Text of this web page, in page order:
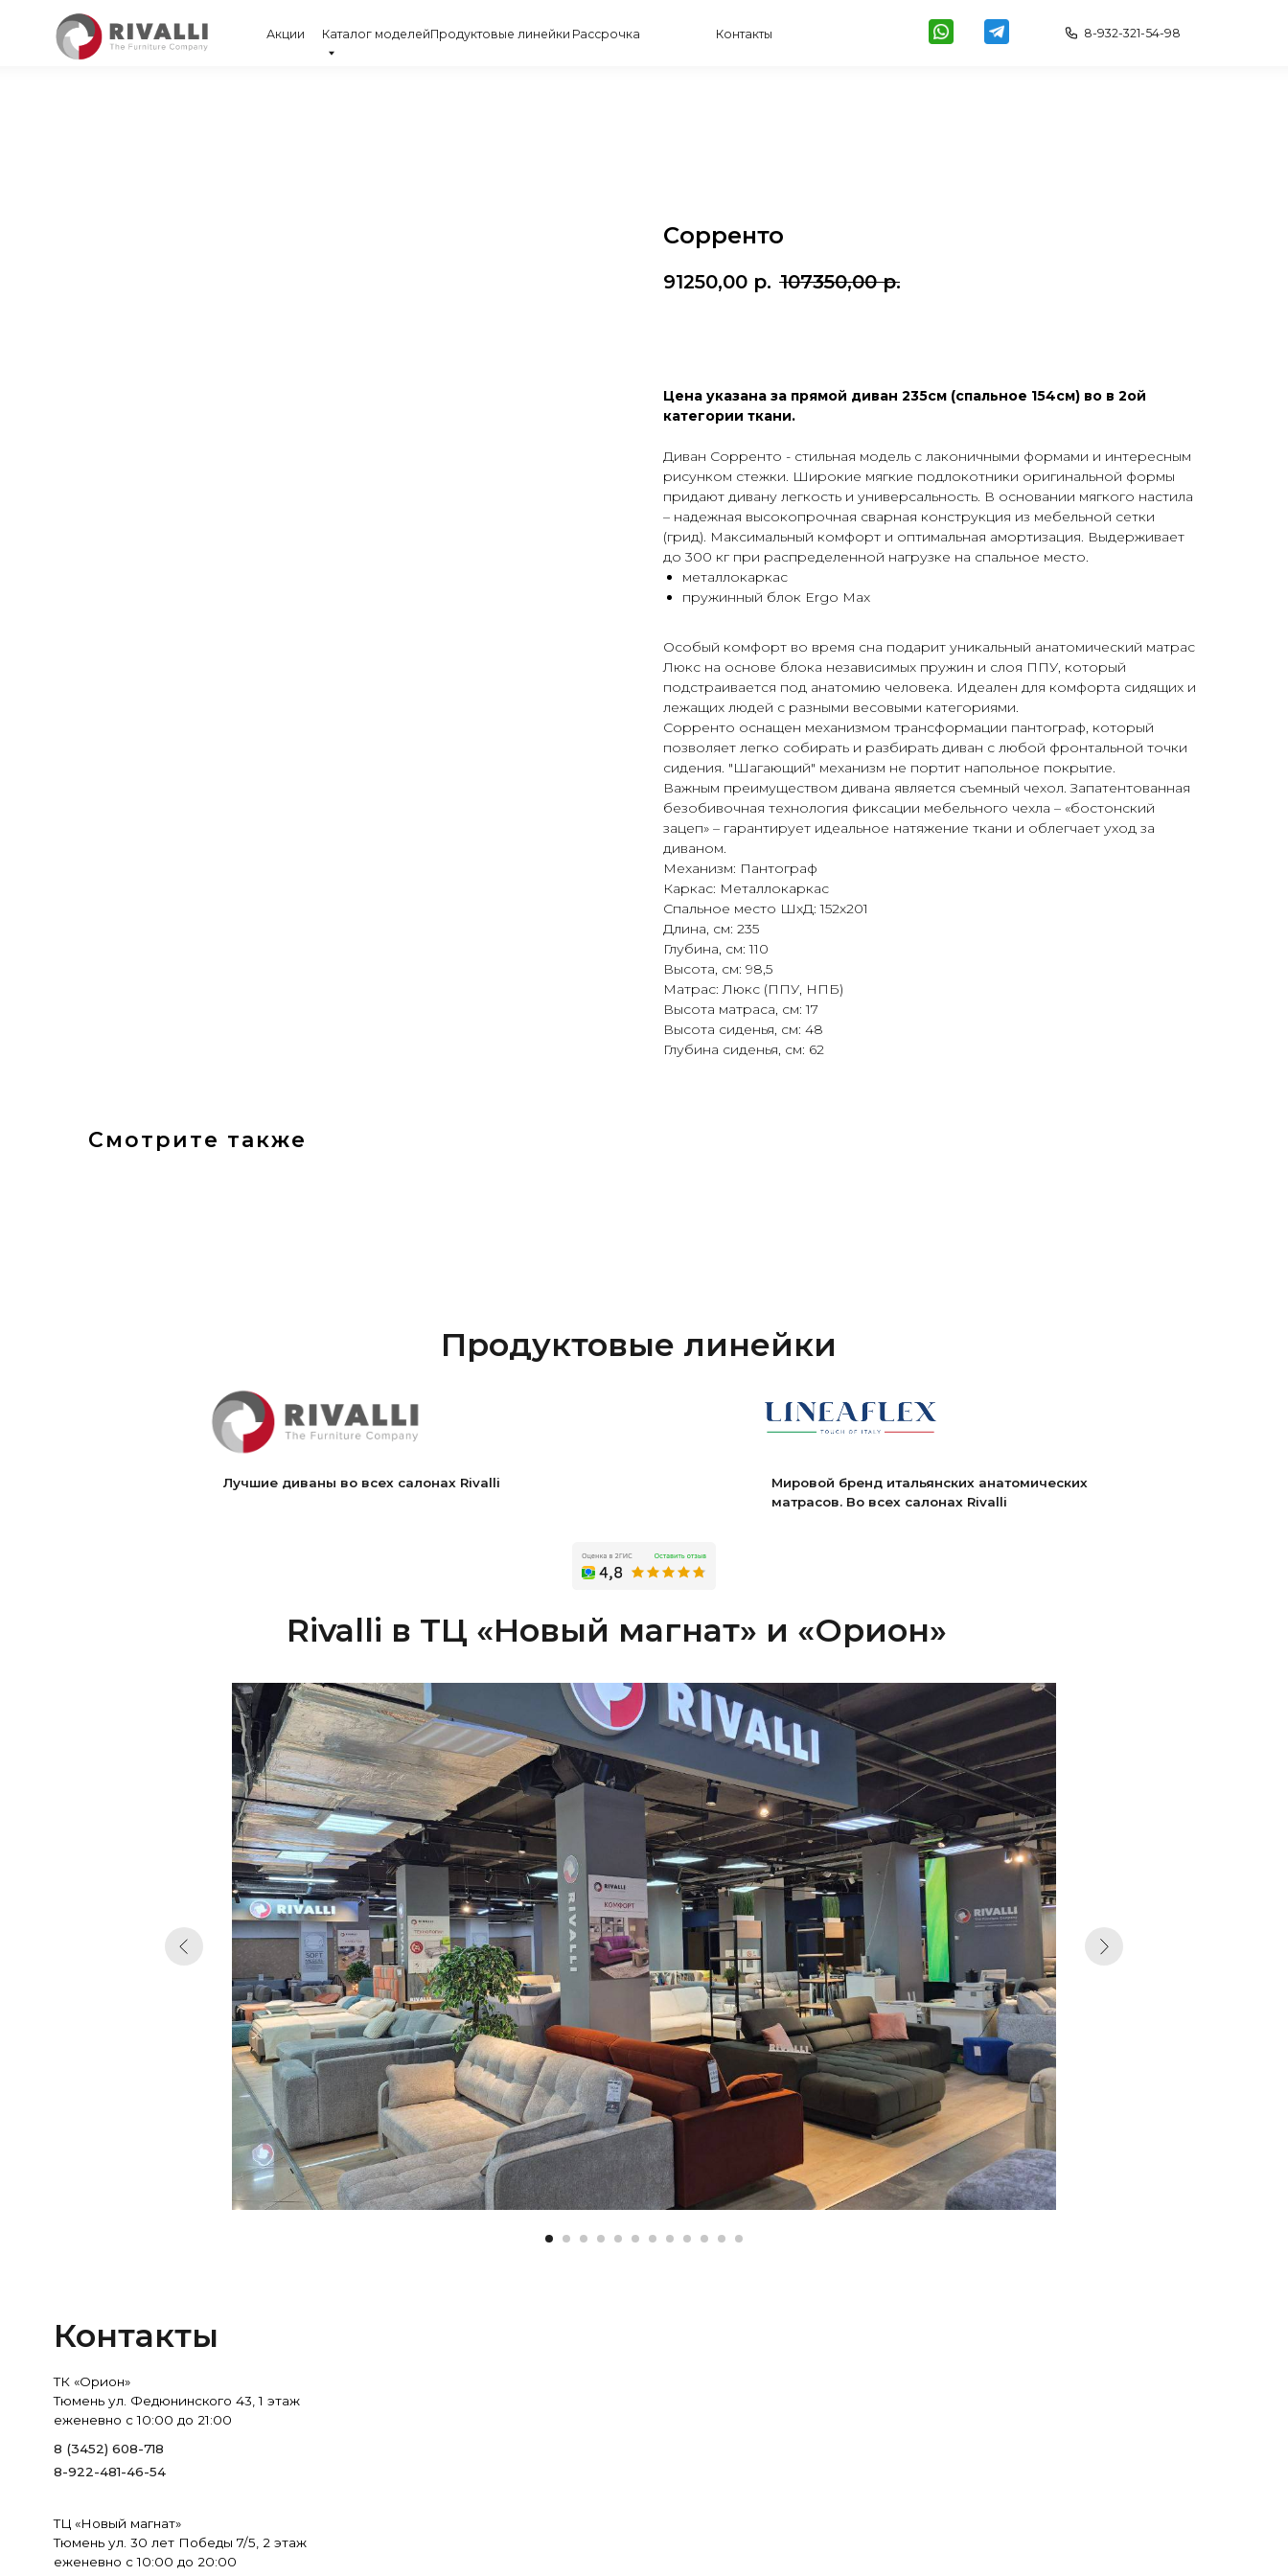
8-932-321-54-98
Акции Каталог моделейПродуктовые линейкиРассрочка Контакты
Сорренто
91250,00 р. 107350,00 р.
Цена указана за прямой диван 235см (спальное 154см) во в 2ой
категории ткани.
Диван Сорренто - стильная модель с лаконичными формами и интересным
рисунком стежки. Широкие мягкие подлокотники оригинальной формы
придают дивану легкость и универсальность. В основании мягкого настила
– надежная высокопрочная сварная конструкция из мебельной сетки
(грид). Максимальный комфорт и оптимальная амортизация. Выдерживает
до 300 кг при распределенной нагрузке на спальное место.
металлокаркас
пружинный блок Ergo Max
Особый комфорт во время сна подарит уникальный анатомический матрас
Люкс на основе блока независимых пружин и слоя ППУ, который
подстраивается под анатомию человека. Идеален для комфорта сидящих и
лежащих людей с разными весовыми категориями.
Сорренто оснащен механизмом трансформации пантограф, который
позволяет легко собирать и разбирать диван с любой фронтальной точки
сидения. "Шагающий" механизм не портит напольное покрытие.
Важным преимуществом дивана является съемный чехол. Запатентованная
безобивочная технология фиксации мебельного чехла – «бостонский
зацеп» – гарантирует идеальное натяжение ткани и облегчает уход за
диваном.
Механизм: Пантограф
Каркас: Металлокаркас
Спальное место ШхД: 152х201
Длина, см: 235
Глубина, см: 110
Высота, см: 98,5
Матрас: Люкс (ППУ, НПБ)
Высота матраса, см: 17
Высота сиденья, см: 48
Глубина сиденья, см: 62
Смотрите также
матрасов. Во всех салонах Rivalli
Rivalli в ТЦ «Новый магнат» и «Орион»
Тюмень ул. Федюнинского 43, 1 этаж
Юр. адрес: Тюмень, ул Преображенская, д. 7